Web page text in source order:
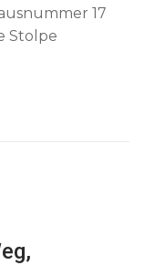
17
Stolpe